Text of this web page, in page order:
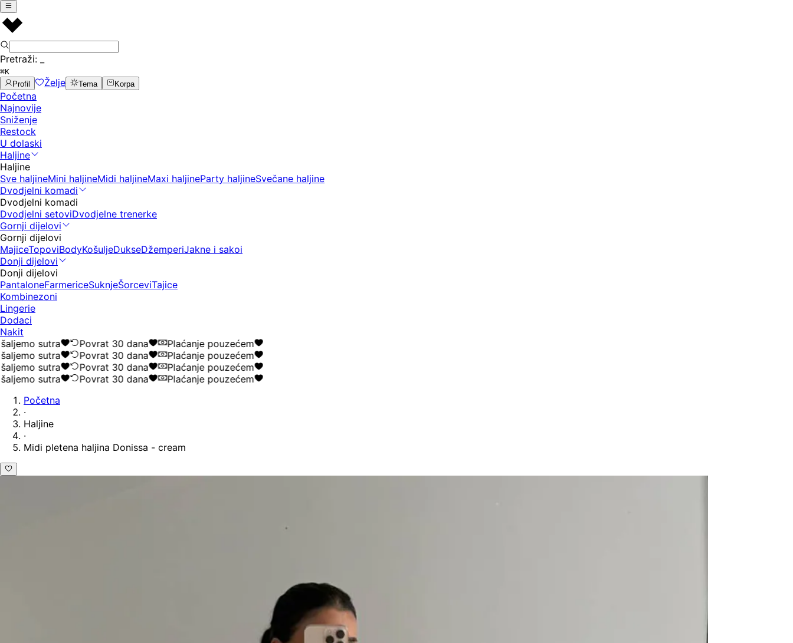
Pretraži:
⌘K
Profil
Želje Tema Korpa
Početna
Najnovije
Sniženje
Restock
U dolaski
Haljine
Haljine
Sve haljineMini haljineMidi haljineMaxi haljineParty haljineSvečane haljine
Dvodjelni komadi
Dvodjelni komadi
Dvodjelni setoviDvodjelne trenerke
Gornji dijelovi
Gornji dijelovi
MajiceTopoviBodyKošuljeDukseDžemperiJakne i sakoi
Donji dijelovi
Donji dijelovi
PantaloneFarmericeSuknjeŠorceviTajice
Kombinezoni
Lingerie
Dodaci
Nakit
sutra
Povrat 30 dana
Plaćanje pouzećem
sutra
Povrat 30 dana
Plaćanje pouzećem
sutra
Povrat 30 dana
Plaćanje pouzećem
sutra
Povrat 30 dana
Plaćanje pouzećem
Početna
·
Haljine
·
Midi pletena haljina Donissa - cream